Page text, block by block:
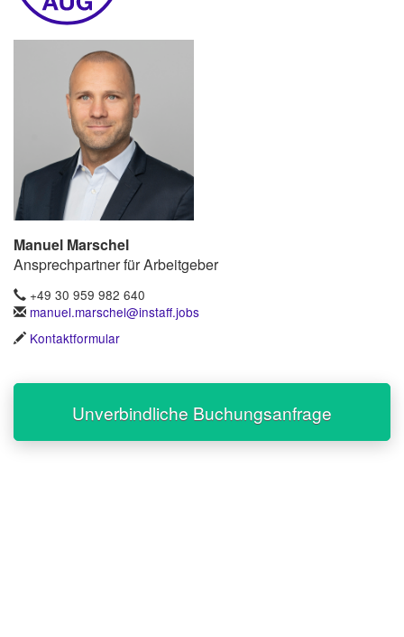
Manuel Marschel
Ansprechpartner für Arbeitgeber
+49 30 959 982 640
manuel.marschel@instaff.jobs
Kontaktformular
Unverbindliche Buchungsanfrage